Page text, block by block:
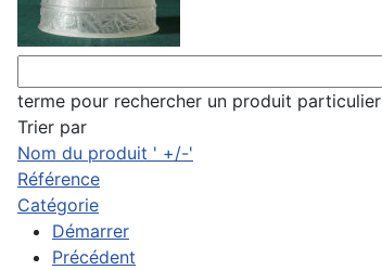
terme pour rechercher un produit particulier
Trier par
Nom du produit ' +/-'
Référence
Catégorie
Démarrer
Précédent